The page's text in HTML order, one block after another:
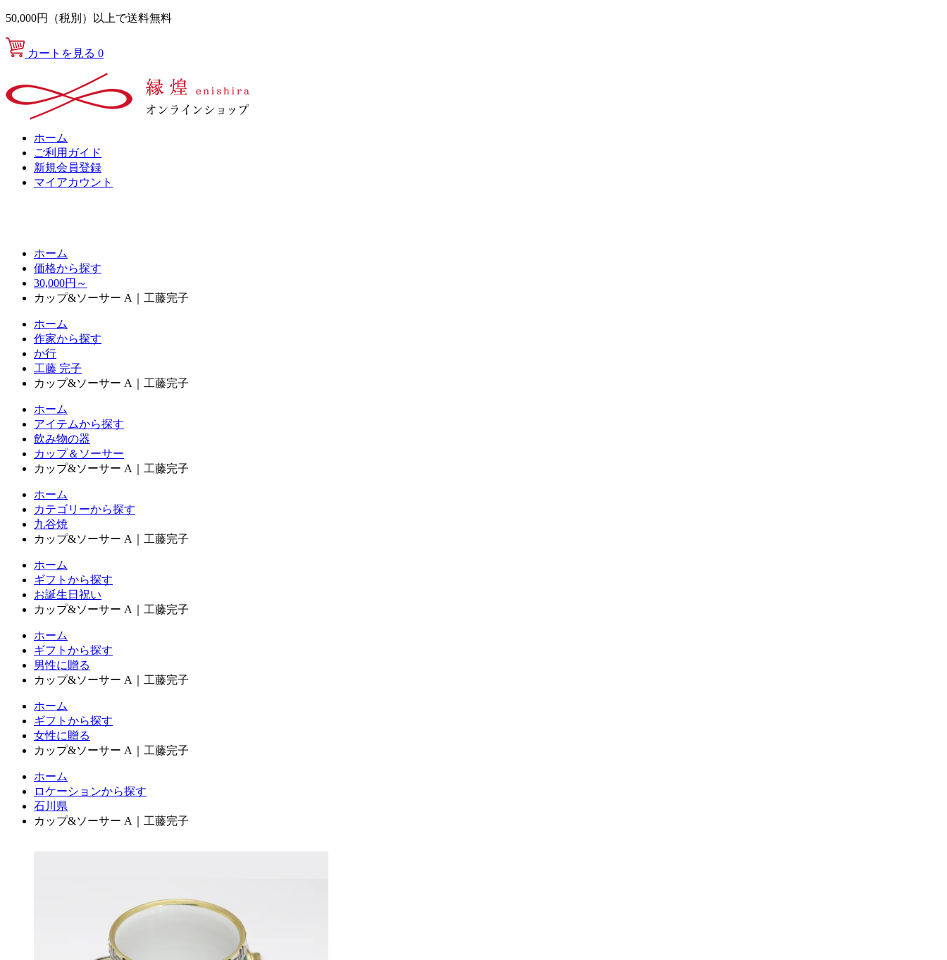
50,000円（税別）以上で送料無料
カートを見る 0
ホーム
ご利用ガイド
新規会員登録
マイアカウント
ホーム
価格から探す
30,000円～
カップ&ソーサー A｜工藤完子
ホーム
作家から探す
か行
工藤 完子
カップ&ソーサー A｜工藤完子
ホーム
アイテムから探す
飲み物の器
カップ＆ソーサー
カップ&ソーサー A｜工藤完子
ホーム
カテゴリーから探す
九谷焼
カップ&ソーサー A｜工藤完子
ホーム
ギフトから探す
お誕生日祝い
カップ&ソーサー A｜工藤完子
ホーム
ギフトから探す
男性に贈る
カップ&ソーサー A｜工藤完子
ホーム
ギフトから探す
女性に贈る
カップ&ソーサー A｜工藤完子
ホーム
ロケーションから探す
石川県
カップ&ソーサー A｜工藤完子